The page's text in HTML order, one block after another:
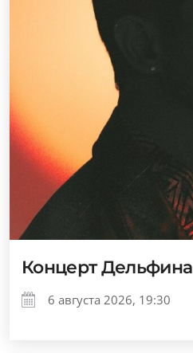
Концерт Дельфина
6 августа 2026, 19:30